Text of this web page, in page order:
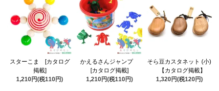
スターこま [カタログ
掲載]
1,210円(税110円)
かえるさんジャンプ
[カタログ掲載]
1,210円(税110円)
そら豆カスタネット (小)
【カタログ掲載】
1,320円(税120円)